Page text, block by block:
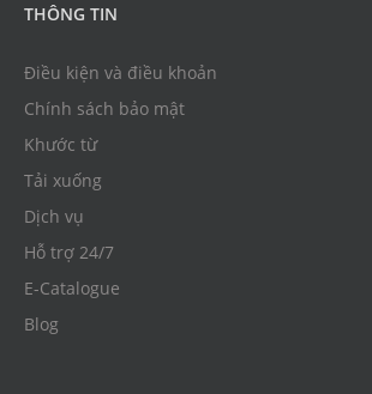
THÔNG TIN
Điều kiện và điều khoản
Chính sách bảo mật
Khước từ
Tải xuống
Dịch vụ
Hỗ trợ 24/7
E-Catalogue
Blog